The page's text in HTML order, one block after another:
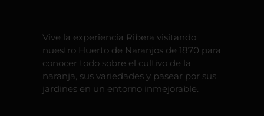
Vive la experiencia Ribera visitando
nuestro Huerto de Naranjos de 1870 para
conocer todo sobre el cultivo de la
naranja, sus variedades y pasear por sus
jardines en un entorno inmejorable.